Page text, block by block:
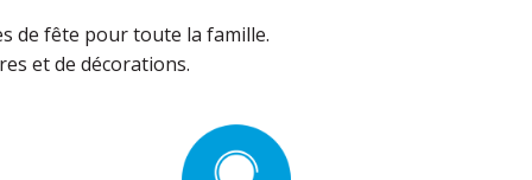
de fête pour toute la famille.
et de décorations.